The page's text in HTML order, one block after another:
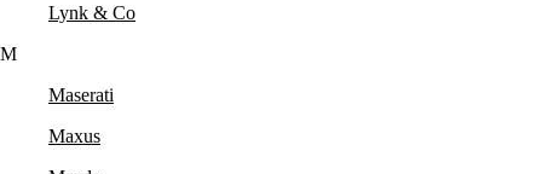
Lynk & Co
M
Maserati
Maxus